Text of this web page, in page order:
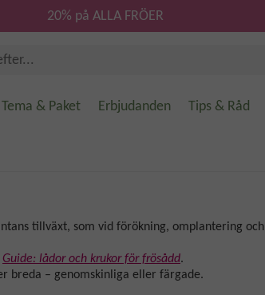
20% på ALLA FRÖER
Tema & Paket Erbjudanden Tips & Råd
tillväxt, som vid förökning, omplantering och
Guide: lådor och krukor för frösådd.
breda – genomskinliga eller färgade.